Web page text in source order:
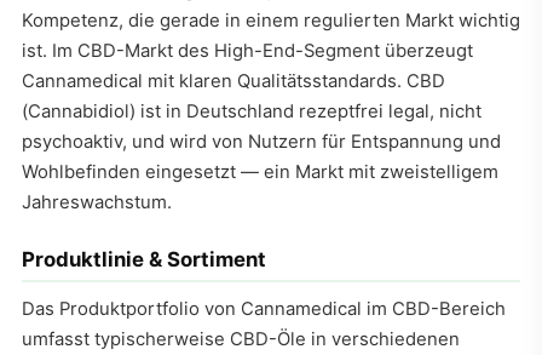
Kompetenz, die gerade in einem regulierten Markt wichtig
ist. Im CBD-Markt des High-End-Segment überzeugt
Cannamedical mit klaren Qualitätsstandards. CBD
(Cannabidiol) ist in Deutschland rezeptfrei legal, nicht
psychoaktiv, und wird von Nutzern für Entspannung und
Wohlbefinden eingesetzt — ein Markt mit zweistelligem
Jahreswachstum.
Produktlinie & Sortiment
Das Produktportfolio von Cannamedical im CBD-Bereich
umfasst typischerweise CBD-Öle in verschiedenen